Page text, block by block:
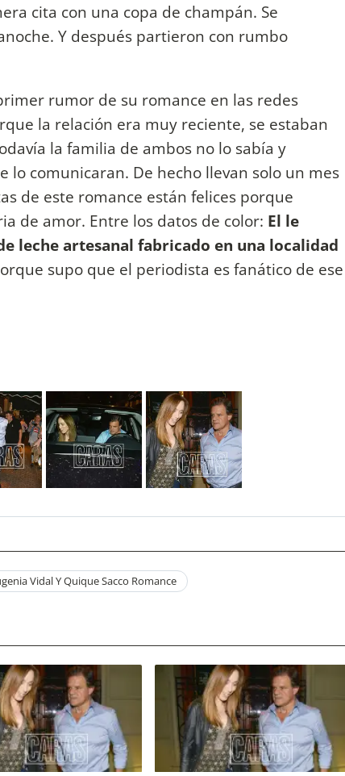
cita con una copa de champán. Se
Y después partieron con rumbo
rumor de su romance en las redes
la relación era muy reciente, se estaban
la familia de ambos no lo sabía y
lo comunicaran. De hecho llevan solo un mes
de este romance están felices porque
de amor. Entre los datos de color: El le
leche artesanal fabricado en una localidad
supo que el periodista es fanático de ese
Vidal Y Quique Sacco Romance